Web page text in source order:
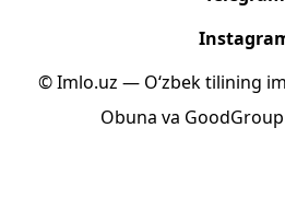
© Imlo.uz — O‘zbek tilining
Obuna va GoodGroup